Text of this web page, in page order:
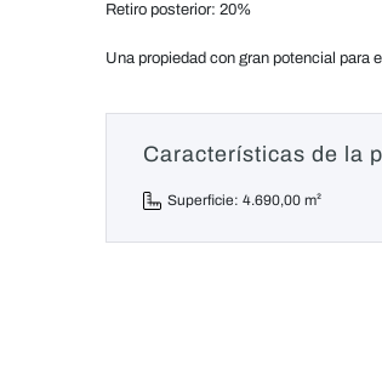
Retiro posterior: 20%
Una propiedad con gran potencial para
Características de la
Superficie: 4.690,00 m²